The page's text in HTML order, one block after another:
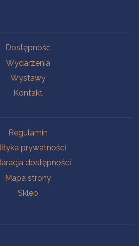
Dostępność
Wydarzenia
Wystawy
Kontakt
Regulamin
prywatności
dostępności
Mapa strony
Sklep